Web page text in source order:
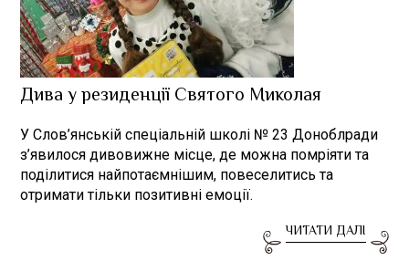
Дива у резиденції Святого Миколая
У Слов’янській спеціальній школі № 23 Доноблради
з’явилося дивовижне місце, де можна помріяти та
поділитися найпотаємнішим, повеселитись та
отримати тільки позитивні емоції.
ЧИТАТИ ДАЛІ